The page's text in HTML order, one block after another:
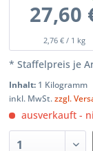
27,60
2,76 € / 1 kg
* Staffelpreis je
Inhalt: 1 Kilogramm
inkl. MwSt.zzgl.
ausverkauft -